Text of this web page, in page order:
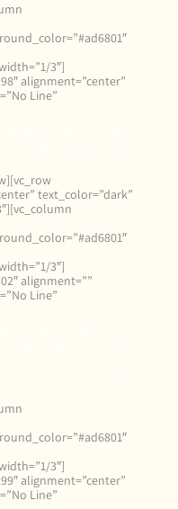
3″]
alignment=”center”
Line”
text_color=”dark”
3″]
alignment=””
Line”
3″]
alignment=”center”
Line”